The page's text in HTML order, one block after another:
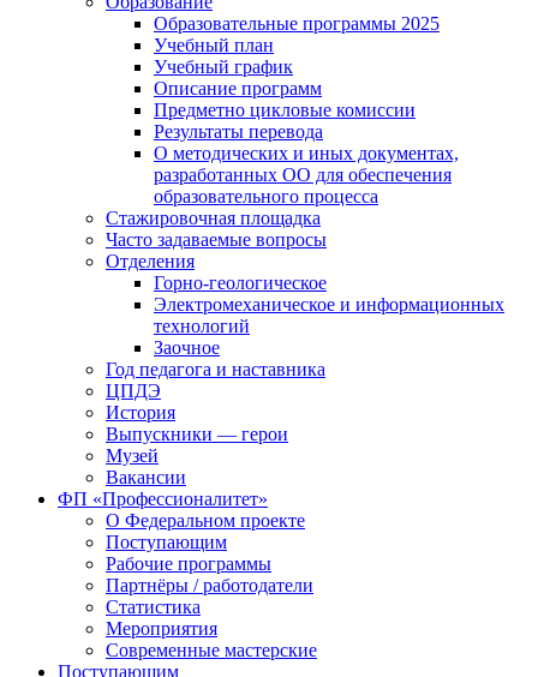
Образовательные программы 2025
Учебный план
Учебный график
Описание программ
Предметно цикловые комиссии
Результаты перевода
О методических и иных документах,
разработанных ОО для обеспечения
образовательного процесса
Стажировочная площадка
Часто задаваемые вопросы
Отделения
Горно-геологическое
Электромеханическое и информационных
технологий
Заочное
Год педагога и наставника
ЦПДЭ
История
Выпускники — герои
Музей
Вакансии
ФП «Профессионалитет»
О Федеральном проекте
Поступающим
Рабочие программы
Партнёры / работодатели
Статистика
Мероприятия
Современные мастерские
Поступающим